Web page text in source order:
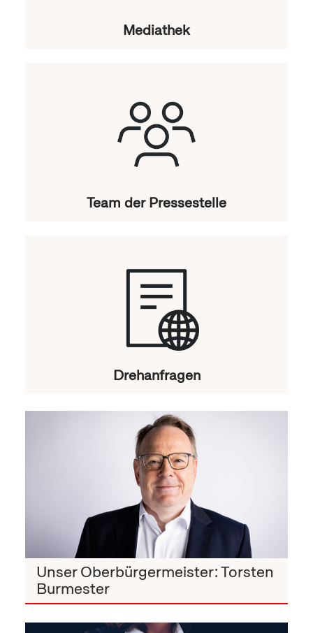
Mediathek
Team der Pressestelle
Drehanfragen
Unser Oberbürgermeister: Torsten
Burmester